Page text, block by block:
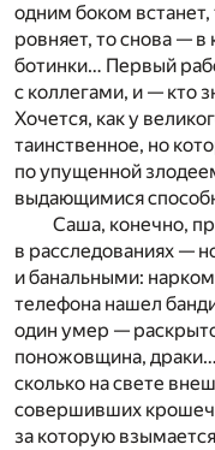
одним боком
ровняет, то снова —
ботинки… Первый
с коллегами, и — кто
Хочется, как у
таинственное, но
по упущенной
выдающимися
Саша, конечно,
в расследованиях —
и банальными:
телефона нашел
один умер —
поножовщина,
сколько на свете
совершивших
за которую